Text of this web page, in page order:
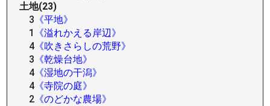
土地(23)
3 《平地》
1
《溢れかえる岸辺》
4 《吹きさらしの荒野》
3 《乾燥台地》
4 《湿地の干潟》
4 《寺院の庭》
2 《のどかな農場》